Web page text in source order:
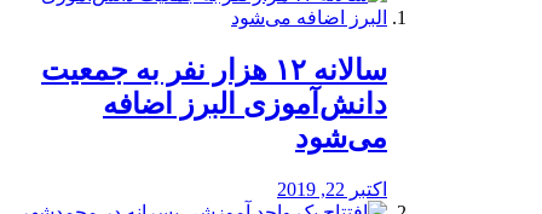
️سالانه ۱۲ هزار نفر به جمعیت
دانش‌آموزی البرز اضافه
می‌شود
اکتبر 22, 2019